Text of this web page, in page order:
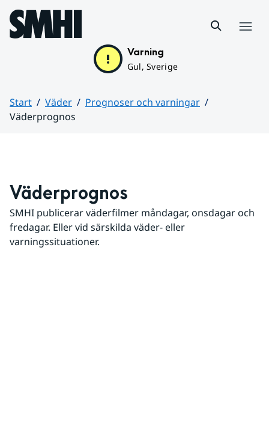
Hoppa till sidans innehåll
Varning
Gul, Sverige
Start Väder
Prognoser och varningar
Väderprognos
Väderprognos
SMHI publicerar väderfilmer måndagar, onsdagar och
fredagar. Eller vid särskilda väder- eller
varningssituationer.